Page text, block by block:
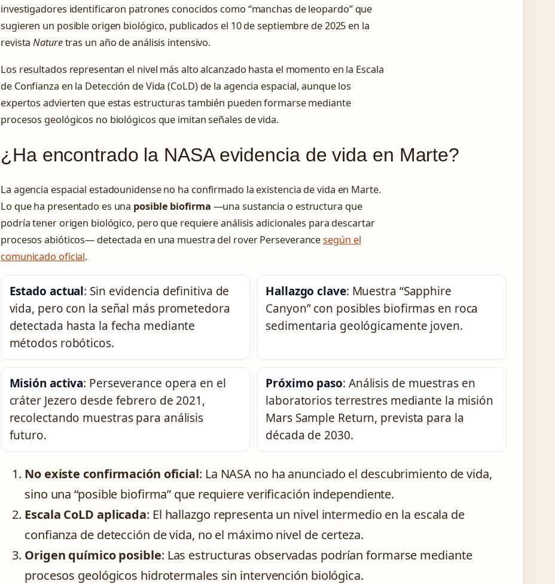
investigadores identificaron patrones conocidos como “manchas de leopardo” que
sugieren un posible origen biológico, publicados el 10 de septiembre de 2025 en la
revistaNaturetras un año de análisis intensivo.
Los resultados representan el nivel más alto alcanzado hasta el momento en la Escala
de Confianza en la Detección de Vida (CoLD) de la agencia espacial, aunque los
expertos advierten que estas estructuras también pueden formarse mediante
procesos geológicos no biológicos que imitan señales de vida.
¿Ha encontrado la NASA evidencia de vida en Marte?
La agencia espacial estadounidense no ha confirmado la existencia de vida en Marte.
Lo que ha presentado es una posible biofirma —una sustancia o estructura que
podría tener origen biológico, pero que requiere análisis adicionales para descartar
procesos abióticos— detectada en una muestra del rover Perseverancesegún el
comunicado oficial.
Estado actual: Sin evidencia definitiva de
vida, pero con la señal más prometedora
detectada hasta la fecha mediante
métodos robóticos.
Hallazgo clave: Muestra “Sapphire
Canyon” con posibles biofirmas en roca
sedimentaria geológicamente joven.
Misión activa: Perseverance opera en el
cráter Jezero desde febrero de 2021,
recolectando muestras para análisis
futuro.
Próximo paso: Análisis de muestras en
laboratorios terrestres mediante la misión
Mars Sample Return, prevista para la
década de 2030.
No existe confirmación oficial: La NASA no ha anunciado el descubrimiento de vida,
sino una “posible biofirma” que requiere verificación independiente.
Escala CoLD aplicada: El hallazgo representa un nivel intermedio en la escala de
confianza de detección de vida, no el máximo nivel de certeza.
Origen químico posible: Las estructuras observadas podrían formarse mediante
procesos geológicos hidrotermales sin intervención biológica.